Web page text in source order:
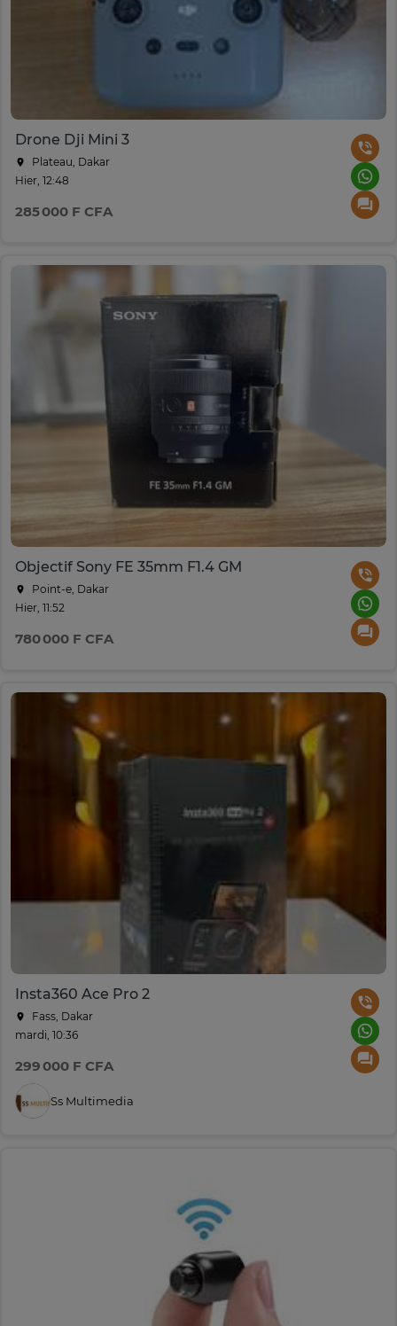
Drone Dji Mini 3
Plateau, Dakar
Hier, 12:48
285 000 F CFA
Objectif Sony FE 35mm F1.4 GM
Point-e, Dakar
Hier, 11:52
780 000 F CFA
Insta360 Ace Pro 2
Fass, Dakar
mardi, 10:36
299 000 F CFA
Ss Multimedia